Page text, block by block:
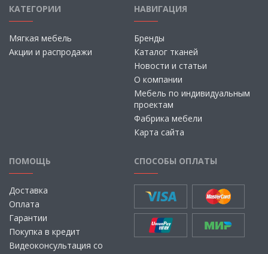
КАТЕГОРИИ
Мягкая мебель
Акции и распродажи
НАВИГАЦИЯ
Бренды
Каталог тканей
Новости и статьи
О компании
Мебель по индивидуальным
проектам
Фабрика мебели
Карта сайта
ПОМОЩЬ
Доставка
Оплата
Гарантии
Покупка в кредит
Видеоконсультация со
СПОСОБЫ ОПЛАТЫ